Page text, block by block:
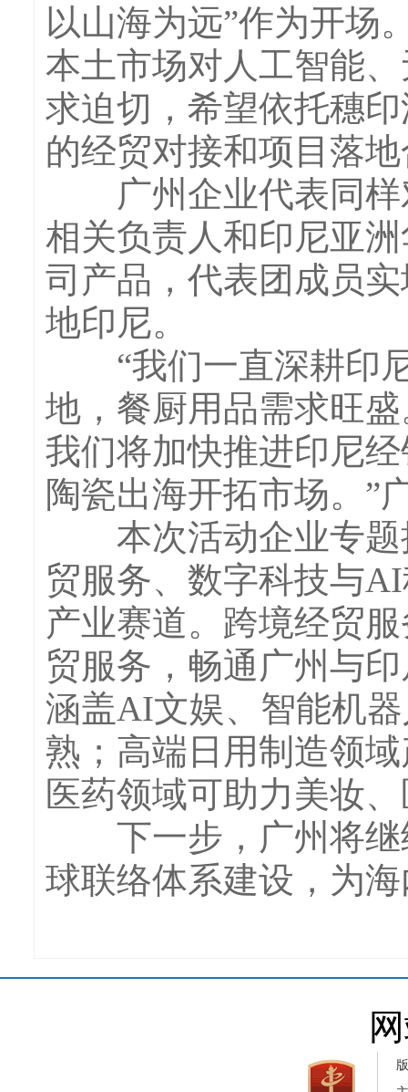
以山海为远”作为开场
本土市场对人工智能
求迫切，希望依托穗
的经贸对接和项目落
广州企业代表同样
相关负责人和印尼亚
司产品，代表团成员
地印尼。
“我们一直深耕印尼
地，餐厨用品需求旺
我们将加快推进印尼
陶瓷出海开拓市场。”
本次活动企业专题
贸服务、数字科技与
产业赛道。跨境经贸
贸服务，畅通广州与
涵盖AI文娱、智能机
熟；高端日用制造领
医药领域可助力美妆
下一步，广州将继
球联络体系建设，为